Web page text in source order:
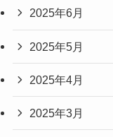
2025年6月
2025年5月
2025年4月
2025年3月